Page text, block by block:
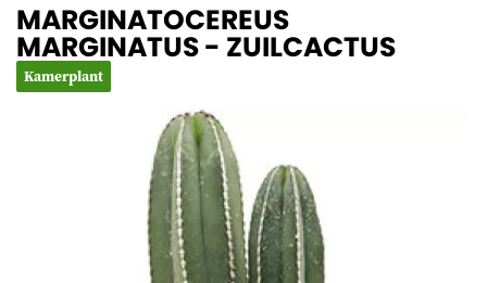
MARGINATOCEREUS
MARGINATUS - ZUILCACTUS
Kamerplant